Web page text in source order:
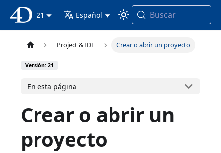
Documentación 4D
21 Español Buscar
Project & IDE Crear o abrir un proyecto
Versión: 21
En esta página
Crear o abrir un
proyecto